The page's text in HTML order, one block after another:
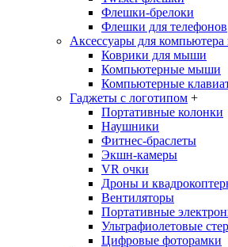
Флешки-брелоки
Флешки для телефонов
Аксессуары для компьютера
Коврики для мыши
Компьютерные мыши
Компьютерные
Гаджеты с логотипом +
Портативные колонки
Наушники
Фитнес-браслеты
Экшн-камеры
VR очки
Дроны и
Вентиляторы
Портативные
Ультрафиолетовые
Цифровые фоторамки